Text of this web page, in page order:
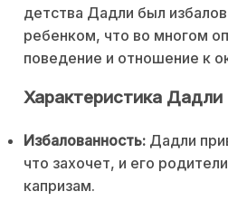
детства Дадли был
ребенком, что во многом
поведение и отношение к
Характеристика Дадли
Избалованность: Дадли
что захочет, и его
капризам.